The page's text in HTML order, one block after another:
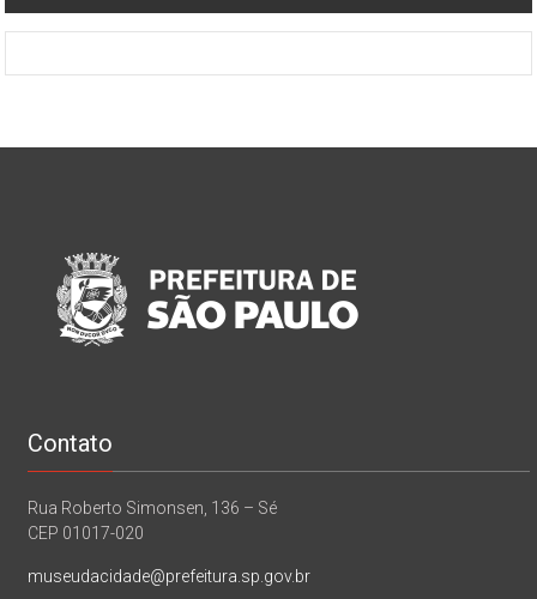
Contato
Rua Roberto Simonsen, 136 – Sé
CEP 01017-020
museudacidade@prefeitura.sp.gov.br